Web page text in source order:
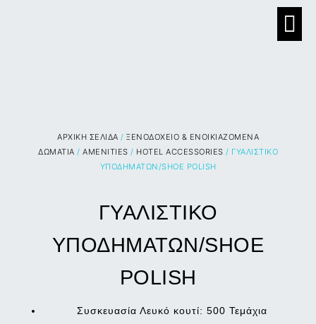
ΑΡΧΙΚΉ ΣΕΛΊΔΑ / ΞΕΝΟΔΟΧΕΙΟ & ΕΝΟΙΚΙΑΖΟΜΕΝΑ
ΔΩΜΑΤΙΑ / AMENITIES / HOTEL ACCESSORIES / ΓΥΑΛΙΣΤΙΚΟ
ΥΠΟΔΗΜΑΤΩΝ/SHOE POLISH
ΓΥΑΛΙΣΤΙΚΟ
ΥΠΟΔΗΜΑΤΩΝ/SHOE
POLISH
Συσκευασία Λευκό κουτί: 500 Τεμάχια